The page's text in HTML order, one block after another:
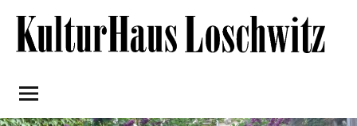
content
Loschwitz